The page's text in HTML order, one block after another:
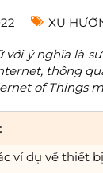
XU
ý nghĩa là
thông
of Things
ví dụ về thiết